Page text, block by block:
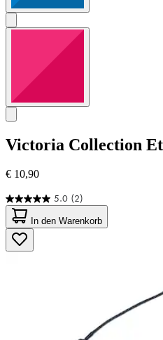
Victoria Collection
€ 10,90
5.0 (2)
5.0
von
5
Sternen.
2
In den Warenkorb